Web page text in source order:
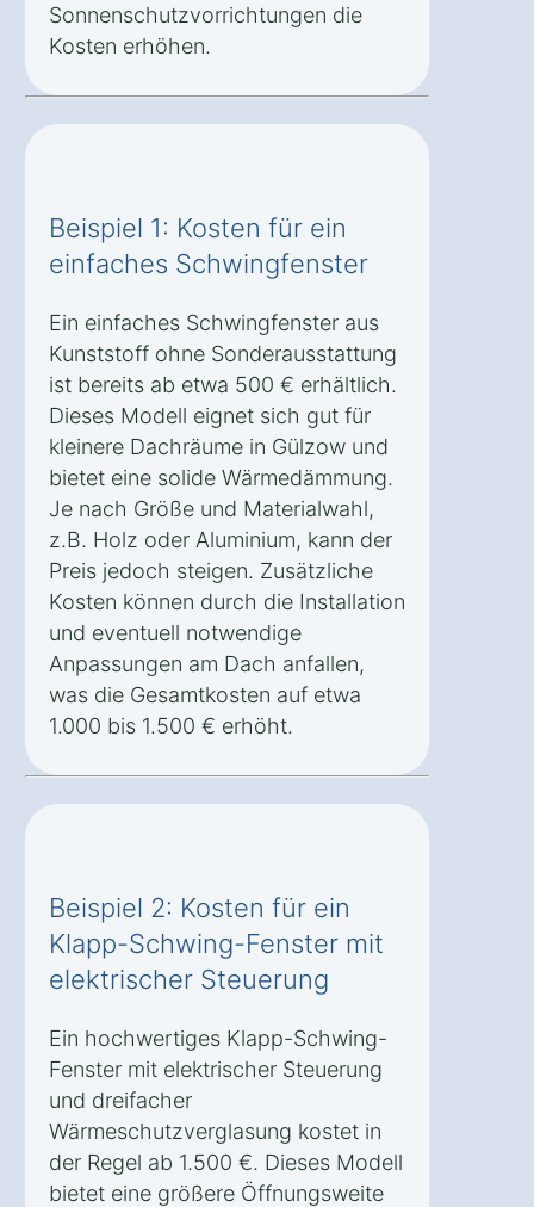
Sonnenschutzvorrichtungen die
Kosten erhöhen.
Beispiel 1: Kosten für ein
einfaches Schwingfenster
Ein einfaches Schwingfenster aus
Kunststoff ohne Sonderausstattung
ist bereits ab etwa 500 € erhältlich.
Dieses Modell eignet sich gut für
kleinere Dachräume in Gülzow und
bietet eine solide Wärmedämmung.
Je nach Größe und Materialwahl,
z.B. Holz oder Aluminium, kann der
Preis jedoch steigen. Zusätzliche
Kosten können durch die Installation
und eventuell notwendige
Anpassungen am Dach anfallen,
was die Gesamtkosten auf etwa
1.000 bis 1.500 € erhöht.
Beispiel 2: Kosten für ein
Klapp-Schwing-Fenster mit
elektrischer Steuerung
Ein hochwertiges Klapp-Schwing-
Fenster mit elektrischer Steuerung
und dreifacher
Wärmeschutzverglasung kostet in
der Regel ab 1.500 €. Dieses Modell
bietet eine größere Öffnungsweite